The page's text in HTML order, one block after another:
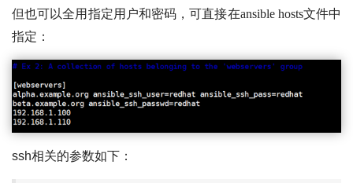
但也可以全用指定用户和密码，可直接在ansible hosts文件中
指定：
ssh相关的参数如下：